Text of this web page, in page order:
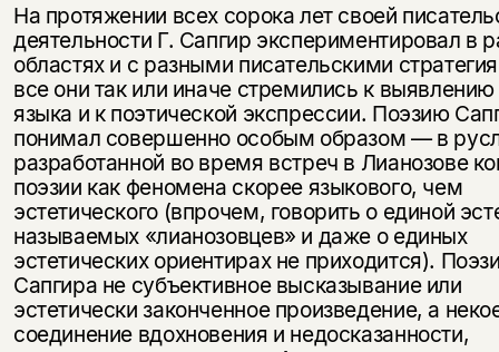
На протяжении всех сорока лет своей
деятельности Г. Сапгир экспериментировал в
областях и с разными писательскими
все они так или иначе стремились к
языка и к поэтической экспрессии. Поэзию
понимал совершенно особым образом — в
разработанной во время встреч в Лианозове
поэзии как феномена скорее языкового, чем
эстетического (впрочем, говорить о единой
называемых «лианозовцев» и даже о единых
эстетических ориентирах не приходится).
Сапгира не субъективное высказывание или
эстетически законченное произведение, а
соединение вдохновения и недосказанности,